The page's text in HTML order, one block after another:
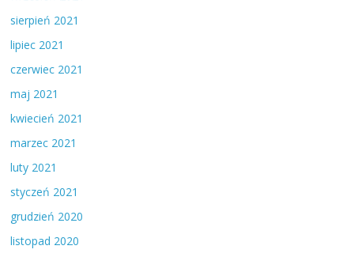
sierpień 2021
lipiec 2021
czerwiec 2021
maj 2021
kwiecień 2021
marzec 2021
luty 2021
styczeń 2021
grudzień 2020
listopad 2020